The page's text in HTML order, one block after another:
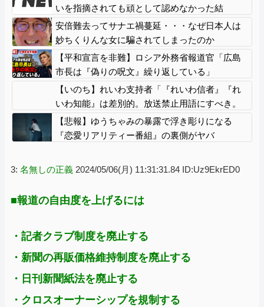
いを指摘されても頑として認めなかった結
果……
安倍難去ってサナエ禍蔓延・・・なぜ日本人は
妙ちくりんな女に騙されてしまったのか
【平和宣言を非難】ロシア外務省報道官「広島
市長は『偽りの呪文』繰り返している」
【いのち】れいわ支持者「『れいわ信者』『れ
いわ知能』は差別的。放送禁止用語にすべき。
オールドメディアは配慮を」→かわりにピッタ
リの名称が爆誕してしまうw
【悲報】ゆうちゃみの暴露で浮き彫りになる
『恋愛リアリティー番組』の裏側がヤバ
3: 名無しの正義 2024/05/06(月) 11:31:31.84 ID:Uz9EkrED0
■報道の自由度を上げるには
・記者クラブ制度を廃止する
・新聞の再販価格維持制度を廃止する
・日刊新聞紙法を廃止する
・クロスオーナーシップを規制する